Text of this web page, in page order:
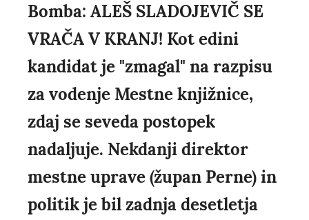
Bomba: ALEŠ SLADOJEVIČ SE
VRAČA V KRANJ! Kot edini
kandidat je "zmagal" na razpisu
za vodenje Mestne knjižnice,
zdaj se seveda postopek
nadaljuje. Nekdanji direktor
mestne uprave (župan Perne) in
politik je bil zadnja desetletja